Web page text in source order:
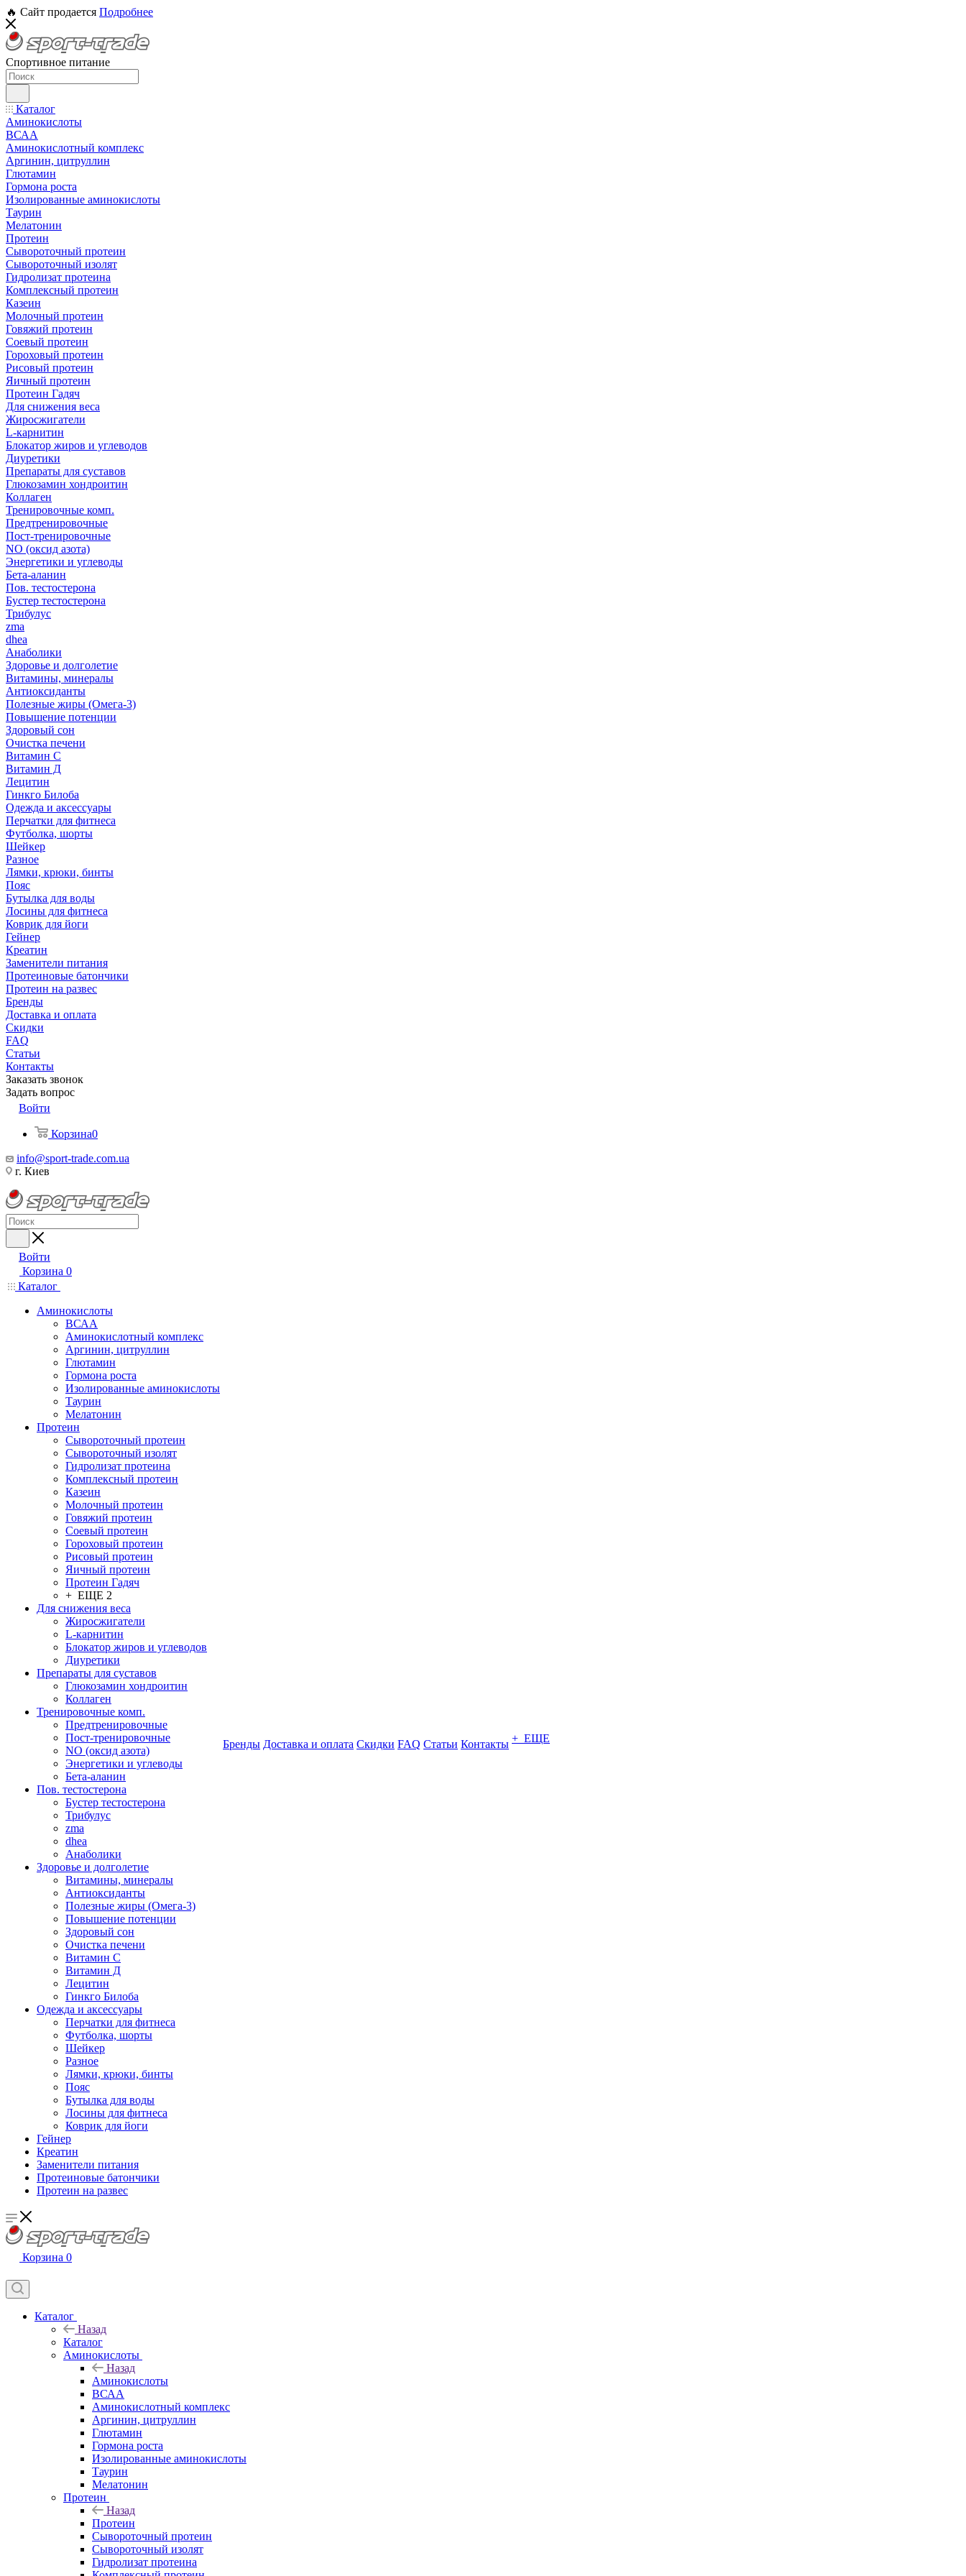
🔥 Сайт продается Подробнее
Спортивное питание
Каталог
Аминокислоты
ВСАА
Аминокислотный комплекс
Аргинин, цитруллин
Глютамин
Гормона роста
Изолированные аминокислоты
Таурин
Мелатонин
Протеин
Сывороточный протеин
Сывороточный изолят
Гидролизат протеина
Комплексный протеин
Казеин
Молочный протеин
Говяжий протеин
Соевый протеин
Гороховый протеин
Рисовый протеин
Яичный протеин
Протеин Гадяч
Для снижения веса
Жиросжигатели
L-карнитин
Блокатор жиров и углеводов
Диуретики
Препараты для суставов
Глюкозамин хондроитин
Коллаген
Тренировочные комп.
Предтренировочные
Пост-тренировочные
NO (оксид азота)
Энергетики и углеводы
Бета-аланин
Пов. тестостерона
Бустер тестостерона
Трибулус
zma
dhea
Анаболики
Здоровье и долголетие
Витамины, минералы
Антиоксиданты
Полезные жиры (Омега-3)
Повышение потенции
Здоровый сон
Очистка печени
Витамин С
Витамин Д
Лецитин
Гинкго Билоба
Одежда и аксессуары
Перчатки для фитнеса
Футболка, шорты
Шейкер
Разное
Лямки, крюки, бинты
Пояс
Бутылка для воды
Лосины для фитнеса
Коврик для йоги
Гейнер
Креатин
Заменители питания
Протеиновые батончики
Протеин на развес
Бренды
Доставка и оплата
Скидки
FAQ
Статьи
Контакты
Заказать звонок
Задать вопрос
Войти
Корзина0
info@sport-trade.com.ua
г. Киев
Войти
Корзина 0
Каталог
Аминокислоты
ВСАА
Аминокислотный комплекс
Аргинин, цитруллин
Глютамин
Гормона роста
Изолированные аминокислоты
Таурин
Мелатонин
Протеин
Сывороточный протеин
Сывороточный изолят
Гидролизат протеина
Комплексный протеин
Казеин
Молочный протеин
Говяжий протеин
Соевый протеин
Гороховый протеин
Рисовый протеин
Яичный протеин
Протеин Гадяч
+ ЕЩЕ 2
Для снижения веса
Жиросжигатели
L-карнитин
Блокатор жиров и углеводов
Диуретики
Препараты для суставов
Глюкозамин хондроитин
Коллаген
Тренировочные комп.
Предтренировочные
Пост-тренировочные
NO (оксид азота)
Энергетики и углеводы
Бета-аланин
Пов. тестостерона
Бустер тестостерона
Трибулус
zma
dhea
Анаболики
Здоровье и долголетие
Витамины, минералы
Антиоксиданты
Полезные жиры (Омега-3)
Повышение потенции
Здоровый сон
Очистка печени
Витамин С
Витамин Д
Лецитин
Гинкго Билоба
Одежда и аксессуары
Перчатки для фитнеса
Футболка, шорты
Шейкер
Разное
Лямки, крюки, бинты
Пояс
Бутылка для воды
Лосины для фитнеса
Коврик для йоги
Гейнер
Креатин
Заменители питания
Протеиновые батончики
Протеин на развес
Бренды Доставка и оплата Скидки FAQ Статьи Контакты + ЕЩЕ
Корзина 0
Каталог
Назад
Каталог
Аминокислоты
Назад
Аминокислоты
ВСАА
Аминокислотный комплекс
Аргинин, цитруллин
Глютамин
Гормона роста
Изолированные аминокислоты
Таурин
Мелатонин
Протеин
Назад
Протеин
Сывороточный протеин
Сывороточный изолят
Гидролизат протеина